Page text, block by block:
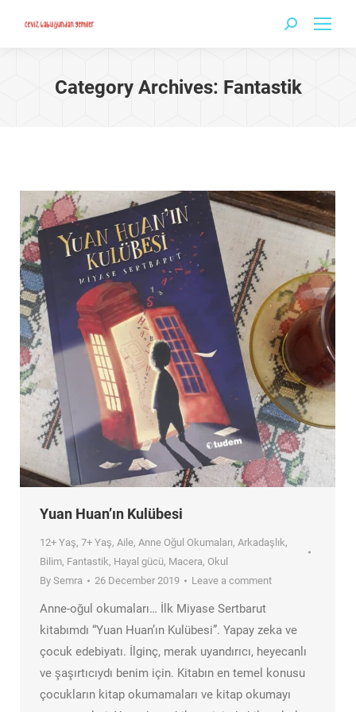
Search:
Category Archives: Fantastik
Yuan Huan’ın Kulübesi
12+ Yaş, 7+ Yaş, Aile, Anne Oğul Okumaları, Arkadaşlık,
Bilim, Fantastik, Hayal gücü, Macera, Okul
By Semra 26 December 2019 Leave a comment
Anne-oğul okumaları… İlk Miyase Sertbarut
kitabımdı “Yuan Huan’ın Kulübesi”. Yapay zeka ve
çocuk edebiyatı. İlginç, merak uyandırıcı, heyecanlı
ve şaşırtıcıydı benim için. Kitabın en temel konusu
çocukların kitap okumamaları ve kitap okumayı